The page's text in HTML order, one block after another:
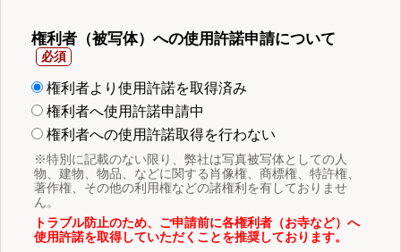
権利者（被写体）への使用許諾申請について
権利者より使用許諾を取得済み
権利者へ使用許諾申請中
権利者への使用許諾取得を行わない
※特別に記載のない限り、弊社は写真被写体としての人
物、建物、物品、などに関する肖像権、商標権、特許権、
著作権、その他の利用権などの諸権利を有しておりませ
ん。
トラブル防止のため、ご申請前に各権利者（お寺など）へ
使用許諾を取得していただくことを推奨しております。